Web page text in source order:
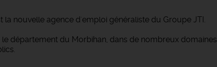
nouvelle agence d'emploi généraliste du Groupe JTI.
département du Morbihan, dans de nombreux domaines